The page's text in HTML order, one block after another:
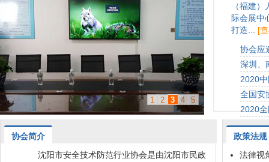
1 2 3 4 5
（福建
际会展中
打造... [
协会应
深圳、
2020
全国安
2020
协会简介
沈阳市安全技术防范行业协会是由沈阳市民政
政策法规
法律视